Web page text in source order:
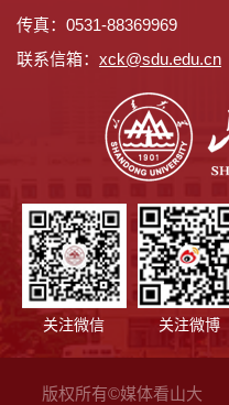
传真：0531-88369969
联系信箱： xck@sdu.edu.cn
关注微信 关注微博
版权所有©媒体看山大